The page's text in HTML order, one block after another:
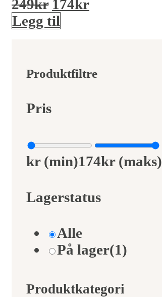
249kr Opprinnelig
pris
174krNåværende
Legg til
Produktfiltre
Pris
kr (min)174kr (maks)
Lagerstatus
Alle
På lager(1)
Produktkategori